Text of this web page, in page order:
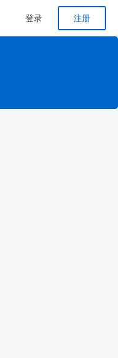
登录 注册